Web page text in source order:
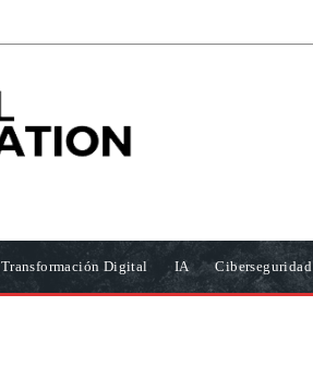
Transformación Digital IA Ciberseguridad